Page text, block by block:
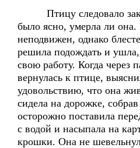
Птицу следовало
было ясно, умерла ли
неподвижен, однако
решила подождать и
свою работу. Когда через
вернулась к птице,
удовольствию, что она
сидела на дорожке,
осторожно поставила
с водой и насыпала на
крошки. Она не